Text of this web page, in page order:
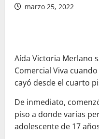
marzo 25, 2022
Aída Victoria Merlano
Comercial Viva
cayó desde el cuarto
De inmediato,
piso a donde varias
adolescente de 17